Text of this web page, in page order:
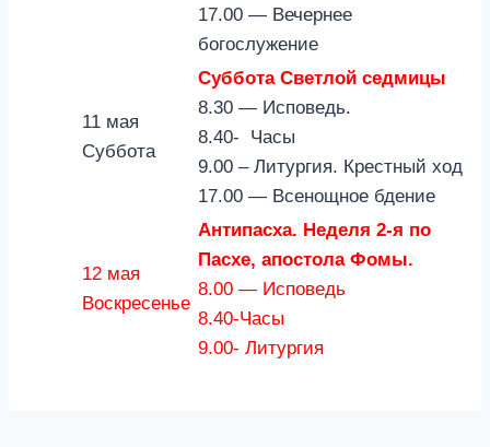
17.00 — Вечернее
богослужение
11 мая
Суббота
Суббота Светлой седмицы
8.30 — Исповедь.
8.40- Часы
9.00 – Литургия. Крестный ход
17.00 — Всенощное бдение
12 мая
Воскресенье
Антипасха. Неделя 2-я по
Пасхе, апостола Фомы.
8.00 — Исповедь
8.40-Часы
9.00- Литургия